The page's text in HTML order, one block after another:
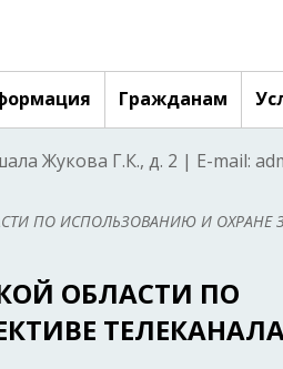
Гражданам
Жукова Г.К., д. 2 | E-mail:
ПО ИСПОЛЬЗОВАНИЮ И ОХРАНЕ
ОБЛАСТИ ПО